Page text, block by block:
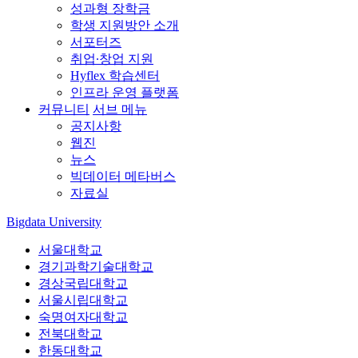
성과형 장학금
학생 지원방안 소개
서포터즈
취업∙창업 지원
Hyflex 학습센터
인프라 운영 플랫폼
커뮤니티 서브 메뉴
공지사항
웹진
뉴스
빅데이터 메타버스
자료실
Bigdata University
서울대학교
경기과학기술대학교
경상국립대학교
서울시립대학교
숙명여자대학교
전북대학교
한동대학교